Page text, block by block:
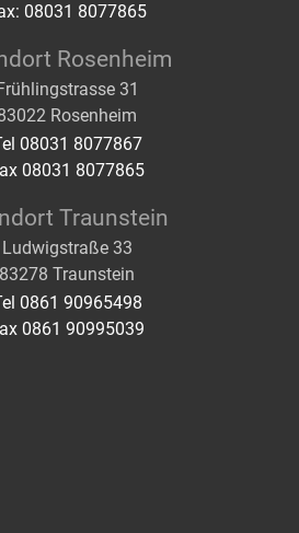
08031 8077865
Rosenheim
31
Rosenheim
08031 8077867
08031 8077865
Traunstein
Ludwigstraße 33
83278 Traunstein
0861 90965498
0861 90995039